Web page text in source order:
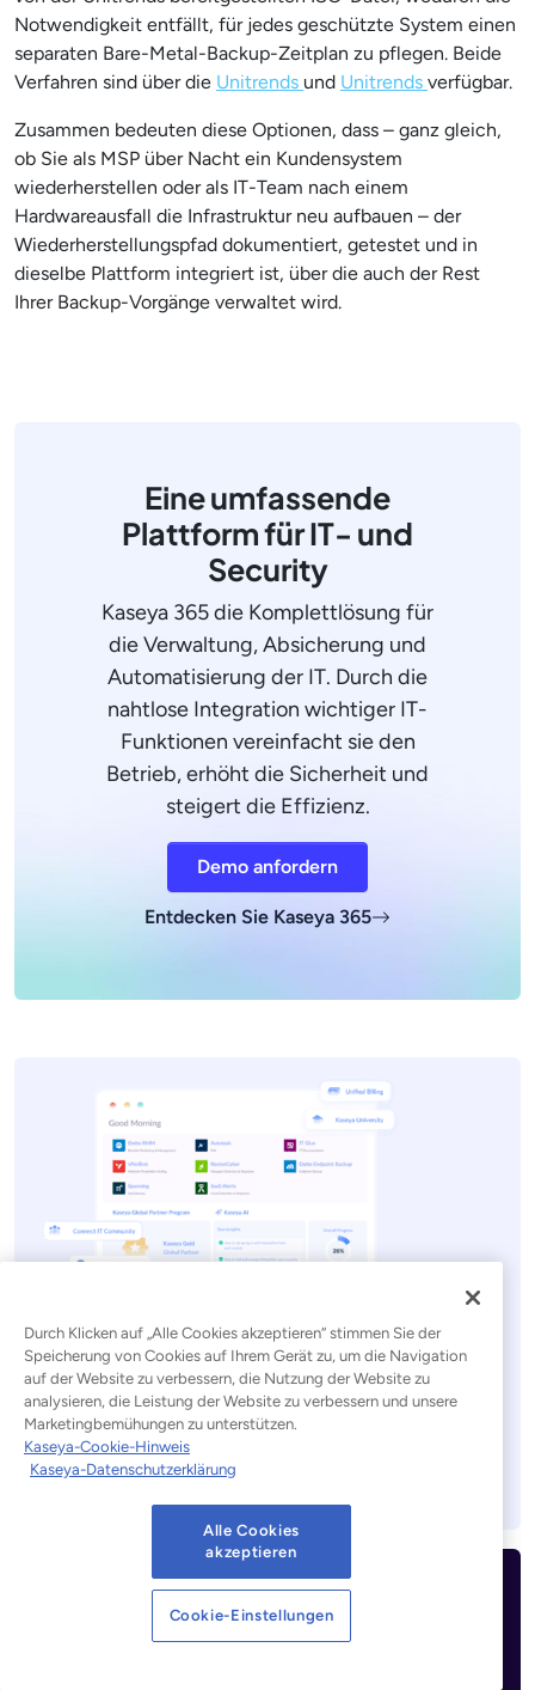
Notwendigkeit entfällt, für jedes geschützte System einen
separaten Bare-Metal-Backup-Zeitplan zu pflegen. Beide
Verfahren sind über die Unitrends und Unitrends verfügbar.
Zusammen bedeuten diese Optionen, dass – ganz gleich,
ob Sie als MSP über Nacht ein Kundensystem
wiederherstellen oder als IT-Team nach einem
Hardwareausfall die Infrastruktur neu aufbauen – der
Wiederherstellungspfad dokumentiert, getestet und in
dieselbe Plattform integriert ist, über die auch der Rest
Ihrer Backup-Vorgänge verwaltet wird.
Eine umfassende
Plattform für IT- und
Security
Kaseya 365 die Komplettlösung für
die Verwaltung, Absicherung und
Automatisierung der IT. Durch die
nahtlose Integration wichtiger IT-
Funktionen vereinfacht sie den
Betrieb, erhöht die Sicherheit und
steigert die Effizienz.
Demo anfordern
Entdecken Sie Kaseya 365
Eine Plattform. Alles IT.
Kaseya 365 profitieren von den Vorteilen der besten
IT-Management- und Sicherheitstools in einer
einzigen Lösung.
Entdecken Sie Kaseya 365
Ihr Erfolg ist unsere Priorität Nr.
Durch Klicken auf „Alle Cookies akzeptieren“ stimmen Sie der
Speicherung von Cookies auf Ihrem Gerät zu, um die Navigation
auf der Website zu verbessern, die Nutzung der Website zu
analysieren, die Leistung der Website zu verbessern und unsere
Marketingbemühungen zu unterstützen.
Kaseya-Cookie-Hinweis
Kaseya-Datenschutzerklärung
Alle Cookies
akzeptieren
Cookie-Einstellungen